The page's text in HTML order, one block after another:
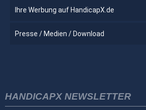
Ihre Werbung auf HandicapX.de
Presse / Medien / Download
HANDICAPX NEWSLETTER